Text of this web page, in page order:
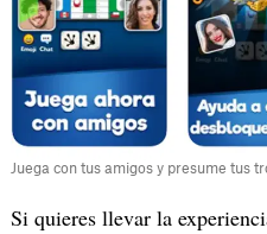
Juega con tus amigos y presume tus
Si quieres llevar la